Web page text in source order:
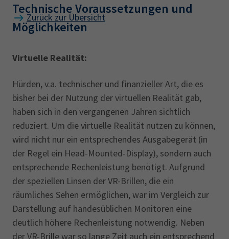
Zurück zur Übersicht
Technische Voraussetzungen und
Möglichkeiten
Virtuelle Realität:
Hürden, v.a. technischer und finanzieller Art, die es
bisher bei der Nutzung der virtuellen Realität gab,
haben sich in den vergangenen Jahren sichtlich
reduziert. Um die virtuelle Realität nutzen zu können,
wird nicht nur ein entsprechendes Ausgabegerät (in
der Regel ein Head-Mounted-Display), sondern auch
entsprechende Rechenleistung benötigt. Aufgrund
der speziellen Linsen der VR-Brillen, die ein
räumliches Sehen ermöglichen, war im Vergleich zur
Darstellung auf handesüblichen Monitoren eine
deutlich höhere Rechenleistung notwendig. Neben
der VR-Brille war so lange Zeit auch ein entsprechend